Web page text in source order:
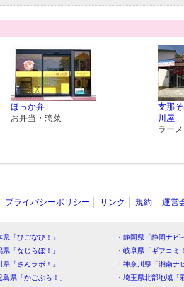
ほっか弁
お弁当・惣菜
支那
川屋
ラー
プライバシーポリシー リンク 規約 運営
県「ひごなび！」 ・静岡県「静岡ナビ
県「なじらぼ！」 ・岐阜県「ギフコミ
県「さんラボ！」 ・神奈川県「湘南ナ
島県「かごぶら！」 ・埼玉県北部地域「